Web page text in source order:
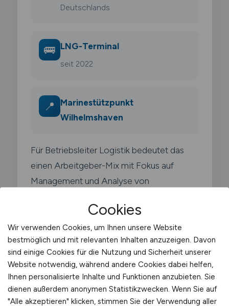
Deutschlands
🚌 LNG-Terminal
seit 2022
📍
Marinestützpunkt
Wilhelmshaven
Für Betriebsleiter Logistik bedeutet das
einen Arbeitgeber-Mix mit Fokus auf
Management und Analyse von
Typische Arbeitgeber in
Wilhelmshaven
Cookies
Wir verwenden Cookies, um Ihnen unsere Website
bestmöglich und mit relevanten Inhalten anzuzeigen. Davon
sind einige Cookies für die Nutzung und Sicherheit unserer
Website notwendig, während andere Cookies dabei helfen,
Ihnen personalisierte Inhalte und Funktionen anzubieten. Sie
dienen außerdem anonymen Statistikzwecken. Wenn Sie auf
"Alle akzeptieren" klicken, stimmen Sie der Verwendung aller